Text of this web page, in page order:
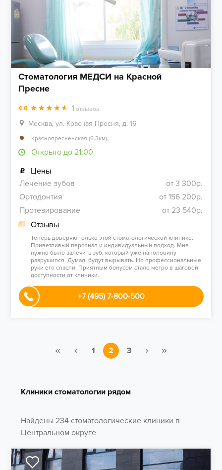
Стоматология МЕДСИ на Красной
Пресне
4.6 1 отзывов
Москва, ул. Красная Пресня, д. 16
Краснопресненская (6.3км),
Открыто до 21:00
Цены
Лечение зубов
от 3 300р.
Ортодонтия
от 156 200р.
Протезирование
от 23 540р.
Отзывы
Теперь доверяю только этой стоматологической клинике.
Приветливый персонал и индивидуальный подход. Мне
нужно было залечить зуб, который уже наполовину
разрушился. Думал, будут вырывать. Но профессиональные
руки его спасли. Приятным бонусом стало метро в шаговой
доступности от клиники.
+7 (495) 7-800-500
1 2 3
Клиники стоматологии рядом
Найдены 234 стоматологические клиники в
Центральном округе